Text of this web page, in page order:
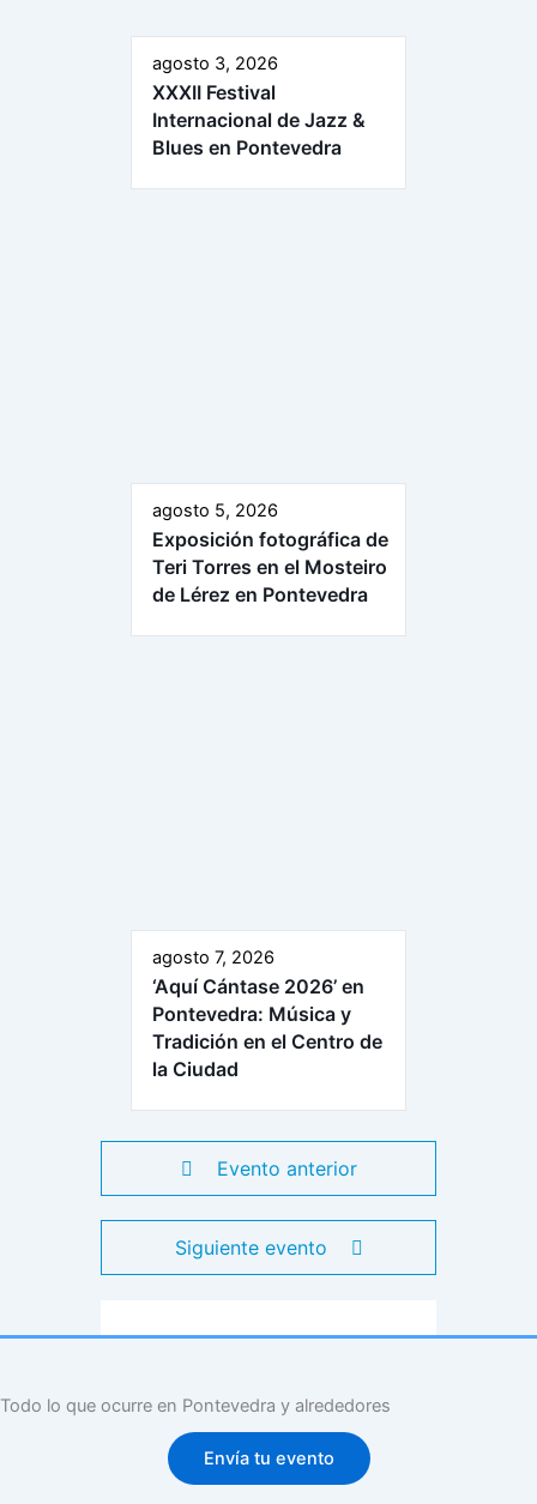
agosto 3, 2026
XXXII Festival
Internacional de Jazz &
Blues en Pontevedra
agosto 5, 2026
Exposición fotográfica de
Teri Torres en el Mosteiro
de Lérez en Pontevedra
agosto 7, 2026
‘Aquí Cántase 2026’ en
Pontevedra: Música y
Tradición en el Centro de
la Ciudad
Evento anterior
Siguiente evento
Todo lo que ocurre en Pontevedra y alrededores
Envía tu evento